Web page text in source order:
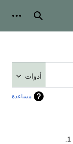
بحث
أدوات
مساعدة